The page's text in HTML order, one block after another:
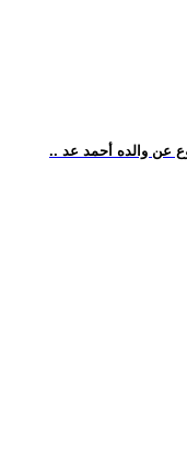
عن والده أحمد عد